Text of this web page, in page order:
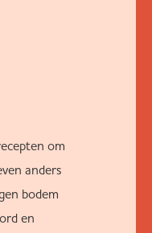
om
anders
bodem
en